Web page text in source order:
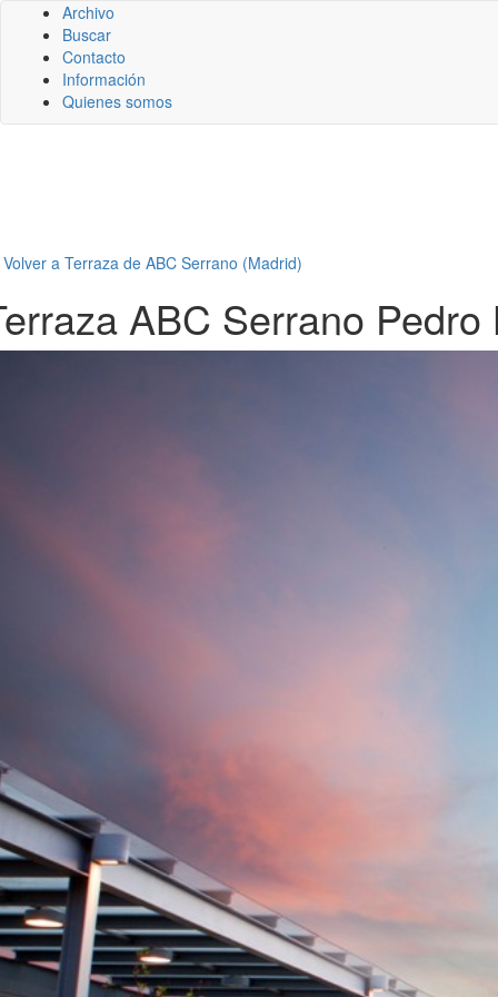
Archivo
Buscar
Contacto
Información
Quienes somos
Volver a Terraza de ABC Serrano (Madrid)
ABC Serrano Pedro